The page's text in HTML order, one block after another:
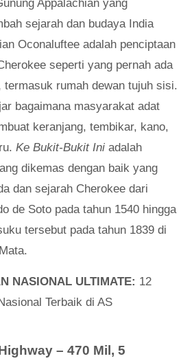
Appalachian yang
sejarah dan budaya India
Oconaluftee adalah penciptaan
seperti yang pernah ada
termasuk rumah dewan tujuh sisi.
bagaimana masyarakat adat
keranjang, tembikar, kano,
Ke Bukit-Bukit Ini adalah
dikemas dengan baik yang
dan sejarah Cherokee dari
de Soto pada tahun 1540 hingga
tersebut pada tahun 1839 di
NASIONAL ULTIMATE: 12
Terbaik di AS
– 470 Mil, 5